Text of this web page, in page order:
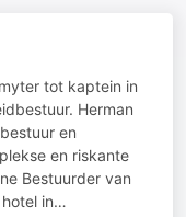
tot kaptein in
Herman
en
en riskante
Bestuurder van
hotel in…